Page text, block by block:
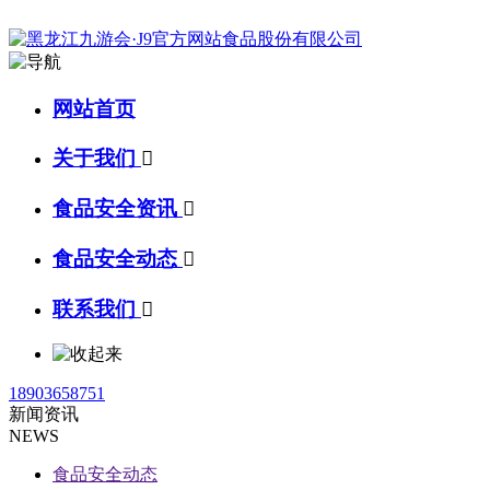
网站首页
关于我们 
食品安全资讯 
食品安全动态 
联系我们 
18903658751
新闻资讯
NEWS
食品安全动态